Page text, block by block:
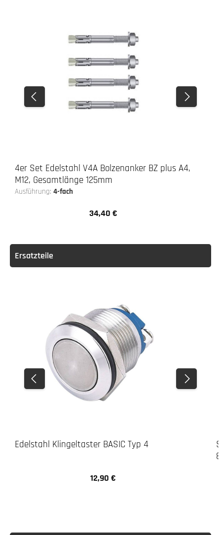
4er Set Edelstahl V4A Bolzenanker BZ plus A4,
M12, Gesamtlänge 125mm
Ausführung:4-fach
Regulärer Preis:
34,40 €
Ersatzteile
Edelstahl Klingeltaster BASIC Typ 4
Regulärer Preis:
12,90 €